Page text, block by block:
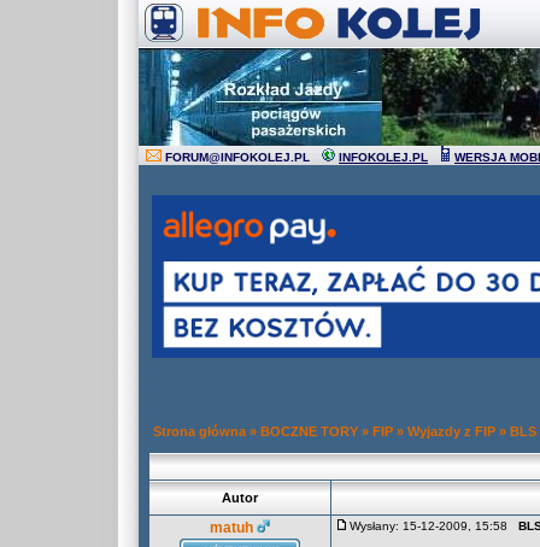
FORUM@INFOKOLEJ.PL INFOKOLEJ.PL WERSJA
Strona główna » BOCZNE TORY » FIP » Wyjazdy z FIP » BLS
Autor
matuh Wysłany: 15-12-2009, 15:58